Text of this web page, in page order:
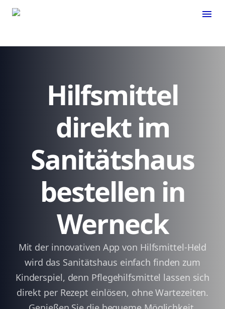
menu
Hilfsmittel
direkt im
Sanitätshaus
bestellen in
Werneck
Mit der innovativen App von Hilfsmittel-Held
wird das Sanitätshaus einfach finden zum
Kinderspiel, denn Pflegehilfsmittel lassen sich
direkt per Rezept einlösen, ohne Wartezeiten.